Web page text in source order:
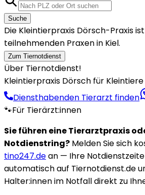
Suche
Die Kleintierpraxis Dörsch-Praxis
teilnehmenden Praxen in Kiel.
Zum Tiernotdienst
Über Tiernotdienst!
Kleintierpraxis Dörsch für Kleintiere
Diensthabenden Tierarzt finden
🐾Für Tierärzt:innen
Sie führen eine Tierarztpraxis
Notdienstring? Melden Sie sich
tino247.dean — Ihre
automatisch auf Tiernotdienst.de
Halter:innen im Notfall direkt zu